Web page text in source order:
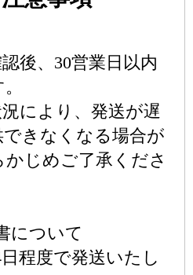
後、30営業日以内
により、発送が遅
きなくなる場合が
じめご了承くださ
について
程度で発送いたし